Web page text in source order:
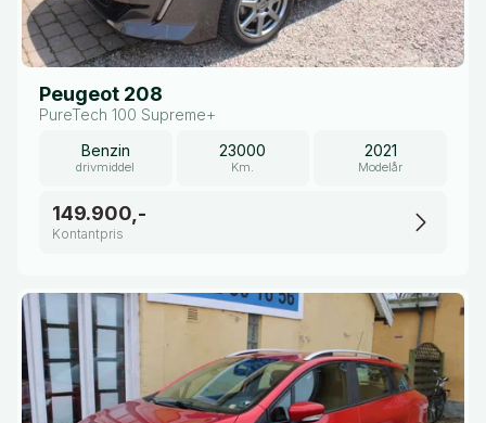
Peugeot 208
PureTech 100 Supreme+
Benzin
drivmiddel
23000
Km.
2021
Modelår
149.900,-
Kontantpris